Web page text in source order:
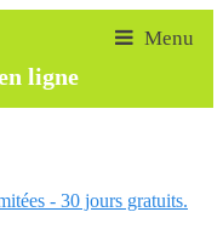
ligne
- 30 jours gratuits.